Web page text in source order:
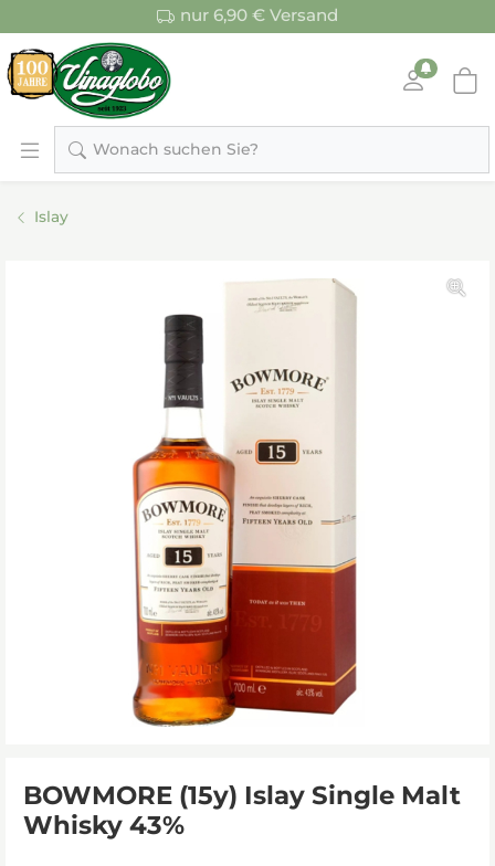
nur 6,90 € Versand
Wonach suchen Sie?
Islay
BOWMORE (15y) Islay Single Malt
Whisky 43%